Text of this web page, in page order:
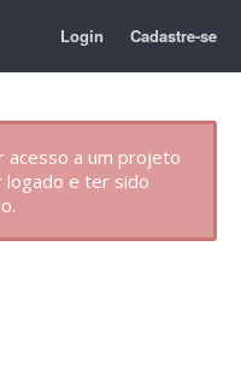
Login Cadastre-se
acesso a um projeto
logado e ter sido